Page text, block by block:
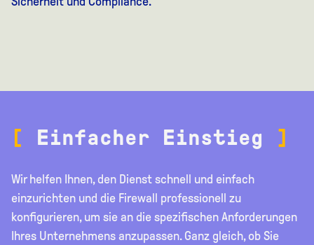
[ Einfacher Einstieg ]
Wir helfen Ihnen, den Dienst schnell und einfach
einzurichten und die Firewall professionell zu
konfigurieren, um sie an die spezifischen Anforderungen
Ihres Unternehmens anzupassen. Ganz gleich, ob Sie